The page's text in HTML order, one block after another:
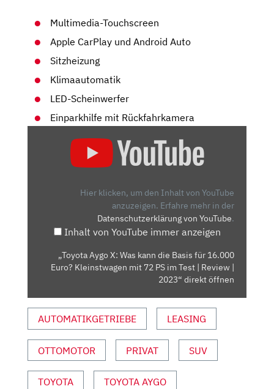
Multimedia-Touchscreen
Apple CarPlay und Android Auto
Sitzheizung
Klimaautomatik
LED-Scheinwerfer
Einparkhilfe mit Rückfahrkamera
EURO?
72
PS
IM
TEST
REVIEW
Hier klicken, um den Inhalt von YouTube
anzuzeigen. Erfahre mehr in der
Datenschutzerklärung von YouTube.
Inhalt von YouTube immer anzeigen
„Toyota Aygo X: Was kann die Basis für 16.000
Euro? Kleinstwagen mit 72 PS im Test | Review |
2023“ direkt öffnen
AUTOMATIKGETRIEBE LEASING
OTTOMOTOR PRIVAT SUV
TOYOTA TOYOTA AYGO